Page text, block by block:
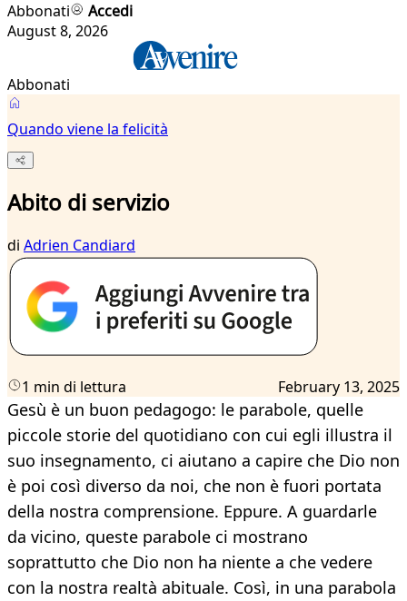
Abbonati
Accedi
August 8, 2026
Abbonati
Quando viene la felicità
Abito di servizio
di Adrien Candiard
1 min di lettura February 13, 2025
Gesù è un buon pedagogo: le parabole, quelle
piccole storie del quotidiano con cui egli illustra il
suo insegnamento, ci aiutano a capire che Dio non
è poi così diverso da noi, che non è fuori portata
della nostra comprensione. Eppure. A guardarle
da vicino, queste parabole ci mostrano
soprattutto che Dio non ha niente a che vedere
con la nostra realtà abituale. Così, in una parabola